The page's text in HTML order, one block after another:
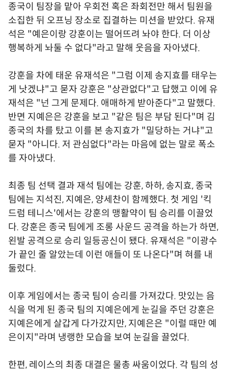
종국이 팀장을 맡아 우회전 혹은 좌회전만 해서 팀원을
소집한 뒤 오프닝 장소로 집결하는 미션을 받았다. 유재
석은 "예은이랑 강훈이는 떨어뜨려 놔야 한다. 더 이상
행복하게 놔둘 수 없다"라고 말해 웃음을 자아냈다.
강훈을 차에 태운 유재석은 "그럼 이제 송지효를 태우는
게 낫겠냐"고 묻자 강훈은 "상관없다"고 답했고 이에 유
재석은 "넌 그게 문제다. 애매하게 받아준다"고 말했다.
반면 지예은은 강훈을 보고 "같은 팀은 부담 된다"며 김
종국의 차를 탔고 이를 본 송지효가 "밀당하는 거냐"고
묻자 "아니다. 저 관심없다"라는 마음에 없는 말로 폭소
를 자아냈다.
최종 팀 선택 결과 재석 팀에는 강훈, 하하, 송지효, 종국
팀에는 지석진, 지예은, 양세찬이 함께했다. 첫 게임 '킥
드럼 테니스'에서는 강훈의 맹활약이 팀 승리를 이끌었
다. 강훈은 종국 팀에게 조롱 사운드 공격을 하는가 하면,
왼발 공격으로 승리 일등공신이 됐다. 유재석은 "이광수
가 끝인 줄 알았는데 이런 애들이 또 나온다"며 혀를 내
둘렀다.
이후 게임에서는 종국 팀이 승리를 가져갔다. 맛있는 음
식을 먹게 된 종국 팀의 지예은에게 눈길을 주던 강훈은
지예은에게 살갑게 다가갔지만, 지예은은 "이럴 때만 예
은이지"라며 냉랭한 모습을 보여 눈길을 끌었다.
한편, 레이스의 최종 대결은 물총 싸움이었다. 각 팀의 성